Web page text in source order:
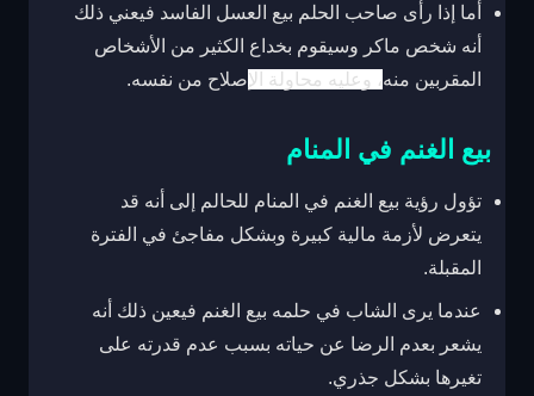
أما إذا رأى صاحب الحلم بيع العسل الفاسد فيعني ذلك
أنه شخص ماكر وسيقوم بخداع الكثير من الأشخاص
المقربين منه، وعليه محاولة الإصلاح من نفسه.
بيع الغنم في المنام
تؤول رؤية بيع الغنم في المنام للحالم إلى أنه قد
يتعرض لأزمة مالية كبيرة وبشكل مفاجئ في الفترة
المقبلة.
عندما يرى الشاب في حلمه بيع الغنم فيعين ذلك أنه
يشعر بعدم الرضا عن حياته بسبب عدم قدرته على
تغيرها بشكل جذري.